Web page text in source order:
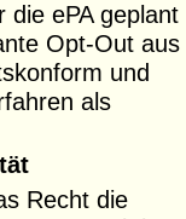
die ePA geplant
Opt-Out aus
und
als
Recht die